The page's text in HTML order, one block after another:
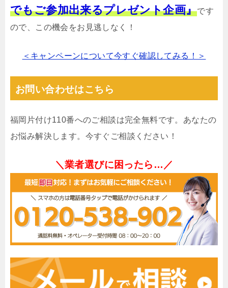
でもご参加出来るプレゼント企画』です
ので、この機会をお見逃しなく！
＜キャンペーンについて今すぐ確認してみる！＞
お問い合わせはこちら
福岡片付け110番へのご相談は完全無料です。あなたの
お悩み解決します。今すぐご相談ください！
＼業者選びに困ったら…／